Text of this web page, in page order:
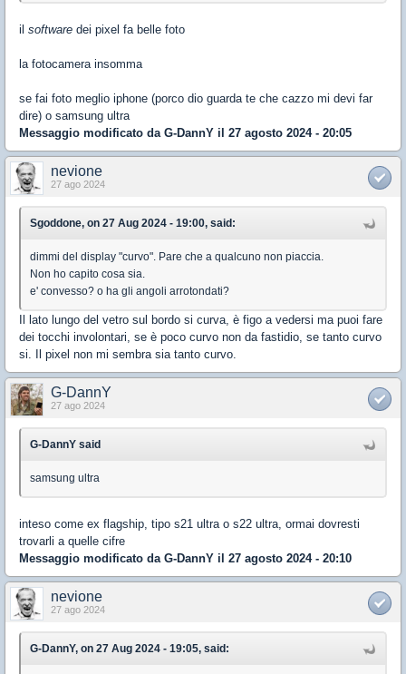
il software dei pixel fa belle foto
la fotocamera insomma
se fai foto meglio iphone (porco dio guarda te che cazzo mi devi far
dire) o samsung ultra
Messaggio modificato da G-DannY il 27 agosto 2024 - 20:05
nevione
27 ago 2024
Sgoddone, on 27 Aug 2024 - 19:00, said:
dimmi del display "curvo". Pare che a qualcuno non piaccia.
Non ho capito cosa sia.
e' convesso? o ha gli angoli arrotondati?
Il lato lungo del vetro sul bordo si curva, è figo a vedersi ma puoi fare
dei tocchi involontari, se è poco curvo non da fastidio, se tanto curvo
si. Il pixel non mi sembra sia tanto curvo.
G-DannY
27 ago 2024
G-DannY said
samsung ultra
inteso come ex flagship, tipo s21 ultra o s22 ultra, ormai dovresti
trovarli a quelle cifre
Messaggio modificato da G-DannY il 27 agosto 2024 - 20:10
nevione
27 ago 2024
G-DannY, on 27 Aug 2024 - 19:05, said: